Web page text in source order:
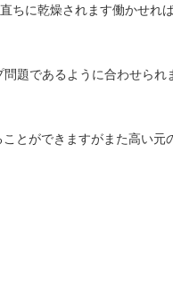
ちに乾燥されます働かせれば
題であるように合わせられ
とができますがまた高い元